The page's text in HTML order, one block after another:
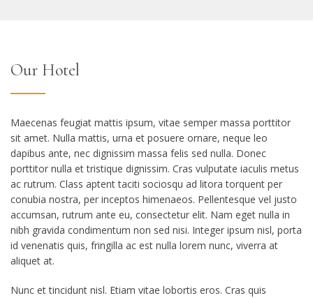
Our Hotel
Maecenas feugiat mattis ipsum, vitae semper massa porttitor
sit amet. Nulla mattis, urna et posuere ornare, neque leo
dapibus ante, nec dignissim massa felis sed nulla. Donec
porttitor nulla et tristique dignissim. Cras vulputate iaculis metus
ac rutrum. Class aptent taciti sociosqu ad litora torquent per
conubia nostra, per inceptos himenaeos. Pellentesque vel justo
accumsan, rutrum ante eu, consectetur elit. Nam eget nulla in
nibh gravida condimentum non sed nisi. Integer ipsum nisl, porta
id venenatis quis, fringilla ac est nulla lorem nunc, viverra at
aliquet at.
Nunc et tincidunt nisl. Etiam vitae lobortis eros. Cras quis